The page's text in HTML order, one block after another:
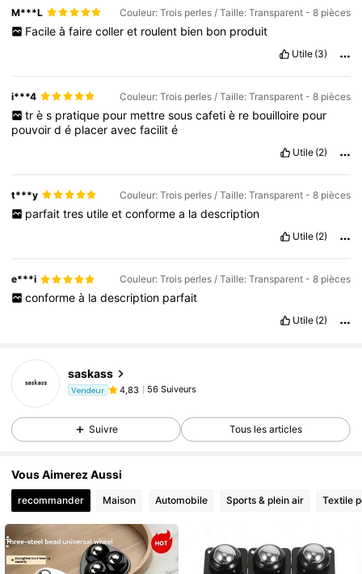
M***L Couleur: Trois perles / Taille: Transparent - 8 pièces
Facile à faire coller et roulent bien bon produit
Utile (3)
i***4 Couleur: Trois perles / Taille: Transparent - 8 pièces
tr è s pratique pour mettre sous cafeti è re bouilloire pour
pouvoirdé placeravecfacilité
Utile (2)
t***y Couleur: Trois perles / Taille: Transparent - 8 pièces
parfait tres utile et conforme a la description
Utile (2)
e***i Couleur: Trois perles / Taille: Transparent - 8 pièces
conforme à la description parfait
Utile (2)
saskass
Vendeur 4,83 56 Suiveurs
Suivre Tous les articles
Vous Aimerez Aussi
recommander Maison Automobile Sports & plein air Textile